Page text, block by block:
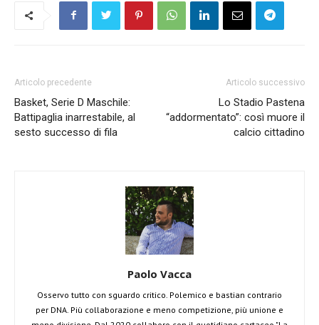
Articolo precedente
Basket, Serie D Maschile:
Battipaglia inarrestabile, al
sesto successo di fila
Articolo successivo
Lo Stadio Pastena
“addormentato”: così muore il
calcio cittadino
Paolo Vacca
Osservo tutto con sguardo critico. Polemico e bastian contrario
per DNA. Più collaborazione e meno competizione, più unione e